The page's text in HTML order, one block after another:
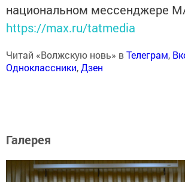
национальном мессенджере
https://max.ru/tatmedia
Читай «Волжскую новь» вТелеграм,
Одноклассники,Дзен
Галерея